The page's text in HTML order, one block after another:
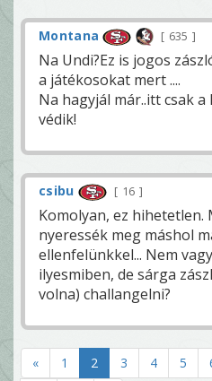
Montana 635
Na Undi?Ez is jogos
a játékosokat mert ....
Na hagyjál már..itt csak
védik!
csibu 16
Komolyan, ez hihetetlen.
nyeressék meg máshol
ellenfelünkkel... Nem
ilyesmiben, de sárga
volna) challangelni?
« 1 2 3 4 5